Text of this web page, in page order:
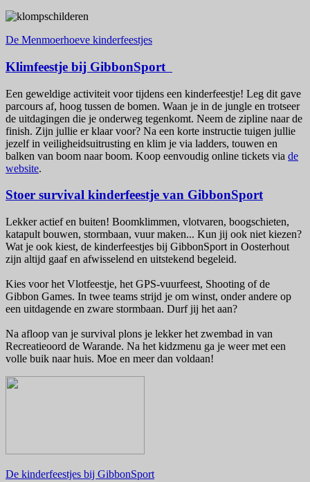
De Menmoerhoeve kinderfeestjes
Klimfeestje bij GibbonSport
Een geweldige activiteit voor tijdens een kinderfeestje! Leg dit gave
parcours af, hoog tussen de bomen. Waan je in de jungle en trotseer
de uitdagingen die je onderweg tegenkomt. Neem de zipline naar de
finish. Zijn jullie er klaar voor? Na een korte instructie tuigen jullie
jezelf in veiligheidsuitrusting en klim je via ladders, touwen en
balken van boom naar boom. Koop eenvoudig online tickets via de
website.
Stoer survival kinderfeestje van GibbonSport
Lekker actief en buiten! Boomklimmen, vlotvaren, boogschieten,
katapult bouwen, stormbaan, vuur maken... Kun jij ook niet kiezen?
Wat je ook kiest, de kinderfeestjes bij GibbonSport in Oosterhout
zijn altijd gaaf en afwisselend en uitstekend begeleid.
Kies voor het Vlotfeestje, het GPS-vuurfeest, Shooting of de
Gibbon Games. In twee teams strijd je om winst, onder andere op
een uitdagende en zware stormbaan. Durf jij het aan?
Na afloop van je survival plons je lekker het zwembad in van
Recreatieoord de Warande. Na het kidzmenu ga je weer met een
volle buik naar huis. Moe en meer dan voldaan!
De kinderfeestjes bij GibbonSport